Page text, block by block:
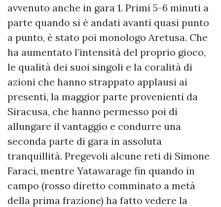
avvenuto anche in gara 1. Primi 5-6 minuti a
parte quando si è andati avanti quasi punto
a punto, è stato poi monologo Aretusa. Che
ha aumentato l’intensità del proprio gioco,
le qualità dei suoi singoli e la coralità di
azioni che hanno strappato applausi ai
presenti, la maggior parte provenienti da
Siracusa, che hanno permesso poi di
allungare il vantaggio e condurre una
seconda parte di gara in assoluta
tranquillità. Pregevoli alcune reti di Simone
Faraci, mentre Yatawarage fin quando in
campo (rosso diretto comminato a metà
della prima frazione) ha fatto vedere la